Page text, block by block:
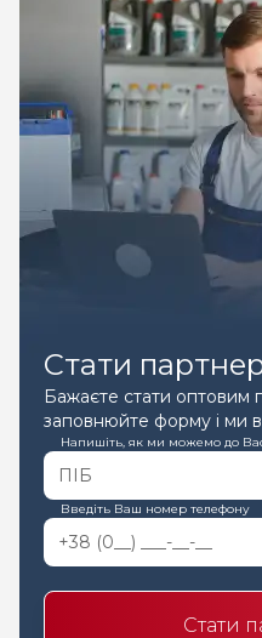
Стати
Бажаєте стати оптовим
заповнюйте форму і ми
Напишіть, як ми можемо до
Введіть Ваш номер телефону
Стати